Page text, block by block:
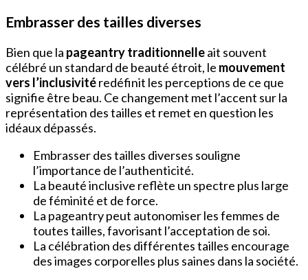
Embrasser des tailles diverses
Bien que la pageantry traditionnelleait souvent
célébré un standard de beauté étroit, le mouvement
vers l’inclusivitéredéfinit les perceptions de ce que
signifie être beau. Ce changement met l’accent sur la
représentation des tailles et remet en question les
idéaux dépassés.
Embrasser des tailles diverses souligne
l’importance de l’authenticité.
La beauté inclusive reflète un spectre plus large
de féminité et de force.
La pageantry peut autonomiser les femmes de
toutes tailles, favorisant l’acceptation de soi.
La célébration des différentes tailles encourage
des images corporelles plus saines dans la société.